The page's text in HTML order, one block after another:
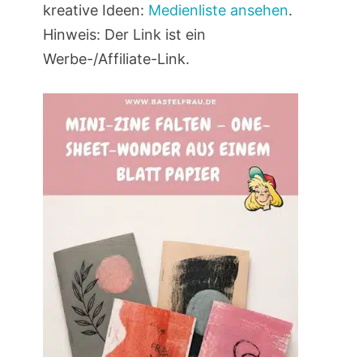
kreative Ideen: Medienliste ansehen.
Hinweis: Der Link ist ein
Werbe-/Affiliate-Link.